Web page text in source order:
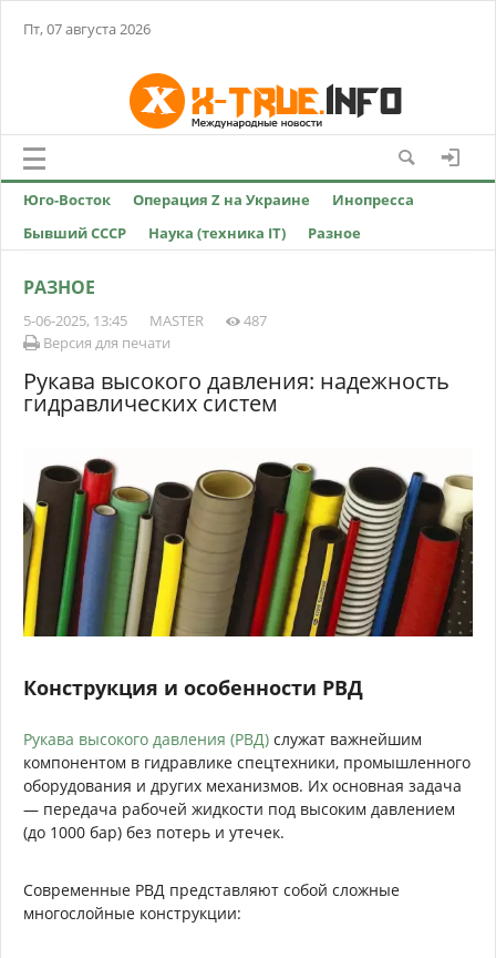
Пт, 07 августа 2026
Юго-Восток Операция Z на Украине
Инопресса
Бывший СССР
Наука (техника IT) Разное
РАЗНОЕ
5-06-2025, 13:45 MASTER
487
Версия для печати
Рукава высокого давления: надежность
гидравлических систем
Конструкция и особенности РВД
Рукава высокого давления (РВД) служат важнейшим
компонентом в гидравлике спецтехники, промышленного
оборудования и других механизмов. Их основная задача
— передача рабочей жидкости под высоким давлением
(до 1000 бар) без потерь и утечек.
Современные РВД представляют собой сложные
многослойные конструкции: